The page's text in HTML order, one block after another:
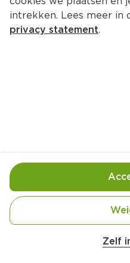
Ingrediënten
intrekken. Lees meer in
privacy statement.
Zelf